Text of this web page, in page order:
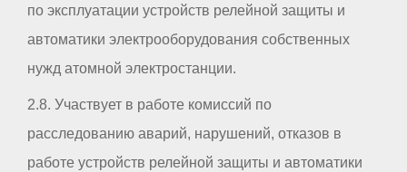
по эксплуатации устройств релейной защиты и
автоматики электрооборудования собственных
нужд атомной электростанции.
2.8. Участвует в работе комиссий по
расследованию аварий, нарушений, отказов в
работе устройств релейной защиты и автоматики